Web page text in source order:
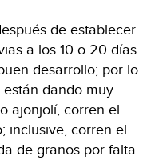
de establecer
a los 10 o 20 días
desarrollo; por lo
dando muy
ajonjolí, corren el
inclusive, corren el
de granos por falta